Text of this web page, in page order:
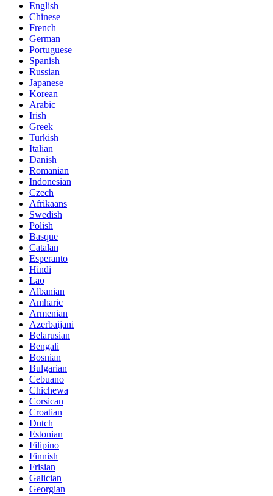
English
Chinese
French
German
Portuguese
Spanish
Russian
Japanese
Korean
Arabic
Irish
Greek
Turkish
Italian
Danish
Romanian
Indonesian
Czech
Afrikaans
Swedish
Polish
Basque
Catalan
Esperanto
Hindi
Lao
Albanian
Amharic
Armenian
Azerbaijani
Belarusian
Bengali
Bosnian
Bulgarian
Cebuano
Chichewa
Corsican
Croatian
Dutch
Estonian
Filipino
Finnish
Frisian
Galician
Georgian